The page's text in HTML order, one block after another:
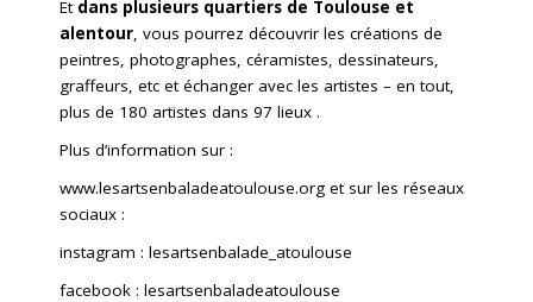
Et dans plusieurs quartiers de Toulouse et
alentour, vous pourrez découvrir les créations de
peintres, photographes, céramistes, dessinateurs,
graffeurs, etc et échanger avec les artistes – en tout,
plus de 180 artistes dans 97 lieux .
Plus d’information sur :
www.lesartsenbaladeatoulouse.org et sur les réseaux
sociaux :
instagram : lesartsenbalade_atoulouse
facebook : lesartsenbaladeatoulouse